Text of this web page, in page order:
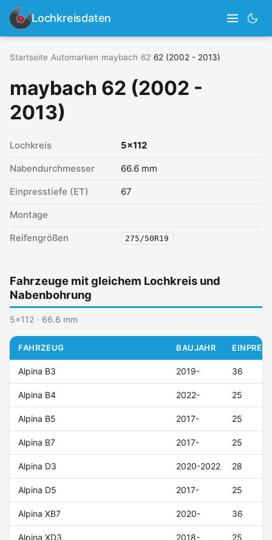
Lochkreisdaten
Startseite Automarken maybach 62 62 (2002 - 2013)
maybach 62 (2002 -
2013)
Lochkreis 5x112
Nabendurchmesser 66.6 mm
Einpresstiefe (ET) 67
Montage
Reifengrößen 275/50R19
Fahrzeuge mit gleichem Lochkreis und
Nabenbohrung
5x112 · 66.6 mm
FAHRZEUG BAUJAHR
Alpina B3 2019- 36
Alpina B4 2022- 25
Alpina B5 2017- 25
Alpina B7 2017- 25
Alpina D3 2020-2022 28
Alpina D5 2017- 25
Alpina XB7 2020- 36
Alpina XD3 2018- 25